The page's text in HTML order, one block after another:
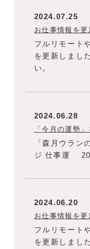
2024.07.25
お仕事情報を更
フルリモート
を更新しまし
い。
2024.06.28
「今月の運勢
「森月ウラン
ジ 仕事運
2024.06.20
お仕事情報を更
フルリモート
を更新しまし